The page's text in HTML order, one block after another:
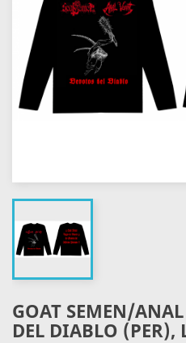
GOAT SEMEN/
DEL DIABLO (PER),